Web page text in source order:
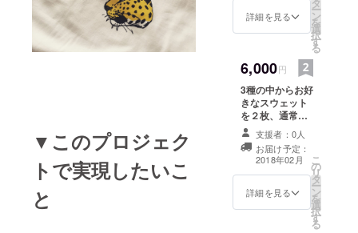
▼このプロジェク
トで実現したいこ
と
詳細を見る
タ
ー
ン
を
選
択
す
る
6,000円
3種の中からお好
きなスウェット
を２枚、通常
￥4000のものを
¥3000として提
供させていただ
きます。
支援者：0人
お届け予定：
2018年02月
詳細を見る
こ
の
リ
タ
ー
ン
を
選
択
す
る